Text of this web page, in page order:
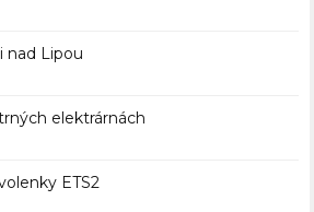
nad Lipou
elektrárnách
ETS2